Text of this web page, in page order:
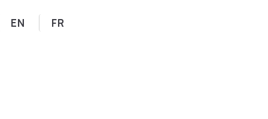
EN FR